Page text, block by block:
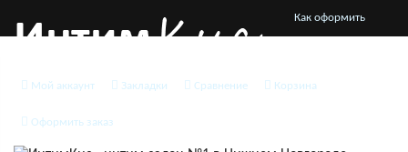
Как оформить
О нас
Мой аккаунт Закладки Сравнение Корзина
Оформить заказ